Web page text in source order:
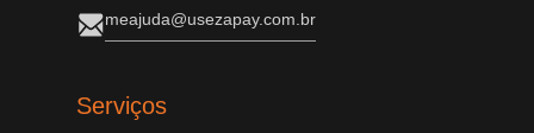
meajuda@usezapay.com.br
Serviços